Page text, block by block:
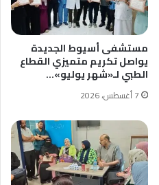
مستشفى أسيوط الجديدة
يواصل تكريم متميزي القطاع
الطبي لـ«شهر يوليو»…
7 أغسطس، 2026